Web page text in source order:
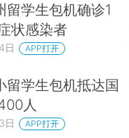
留学生包机确诊1
状感染者
日 APP打开
留学生包机抵达国
人
日 APP打开